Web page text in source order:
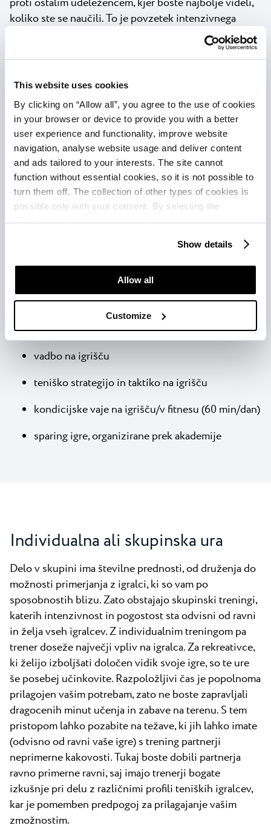
This website uses cookies
By clicking on “Allow all”, you agree to the use of cookies
in your browser or device to provide you with a better
user experience and functionality, improve website
navigation, analyse website usage and deliver content
and ads tailored to your interests. The site cannot
function without essential cookies, so it is not possible to
turn them off. The collection of other types of cookies is
possible only with your consent. By selecting the
“Customise” option, a menu will appear where you can
which purposes we may process your data. You can
manage your “Details” selection in your browser at any
Show details
Allow all
Customize
koliko ste se naučili. To je povzetek intenzivnega
programa za odrasle v akademiji Umag Tennis
Academy. V dveh, treh ali šestih dneh treninga boste
pravega teniškega profesionalca. S petimi urami igranja
tenisa na dan se boste počutili, kot da se pripravljate
na največje turnirje!
A da stvari le ne bi bile preveč intenzivne, se bodo
trenerji po svojih najboljših močeh potrudili odmerjati
napor, hkrati pa z razporejanjem treningov omogočili
dovolj časa za sprostitev in uživanje v raziskovanju
Umaga in okolice. Z delom v tej teniški oazi se boste
4 ure treninga na dan (dve uri zjutraj in dve uri
popoldne)
do 4 igralce na eno igrišče in enega trenerja
vadbo na igrišču
teniško strategijo in taktiko na igrišču
kondicijske vaje na igrišču/v fitnesu (60 min/dan)
sparing igre, organizirane prek akademije
Individualna ali skupinska ura
Delo v skupini ima številne prednosti, od druženja do
možnosti primerjanja z igralci, ki so vam po
sposobnostih blizu. Zato obstajajo skupinski treningi,
katerih intenzivnost in pogostost sta odvisni od ravni
in želja vseh igralcev. Z individualnim treningom pa
trener doseže največji vpliv na igralca. Za rekreativce,
ki želijo izboljšati določen vidik svoje igre, so te ure
še posebej učinkovite. Razpoložljivi čas je popolnoma
prilagojen vašim potrebam, zato ne boste zapravljali
dragocenih minut učenja in zabave na terenu. S tem
pristopom lahko pozabite na težave, ki jih lahko imate
(odvisno od ravni vaše igre) s trening partnerji
neprimerne kakovosti. Tukaj boste dobili partnerja
ravno primerne ravni, saj imajo trenerji bogate
izkušnje pri delu z različnimi profili teniških igralcev,
kar je pomemben predpogoj za prilagajanje vašim
zmožnostim.